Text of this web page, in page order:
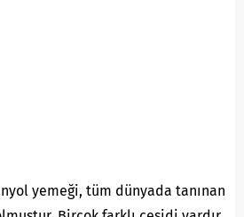
yemeği, tüm dünyada tanınan